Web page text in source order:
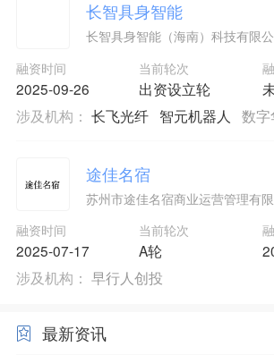
长智具身智能
长智具身智能（海南）科技有限
融资时间
2025-09-26
当前轮次
出资设立轮
涉及机构： 长飞光纤 智元机器人 数字
途佳名宿
苏州市途佳名宿商业运营管理有
融资时间
2025-07-17
当前轮次
A轮
涉及机构： 早行人创投
最新资讯